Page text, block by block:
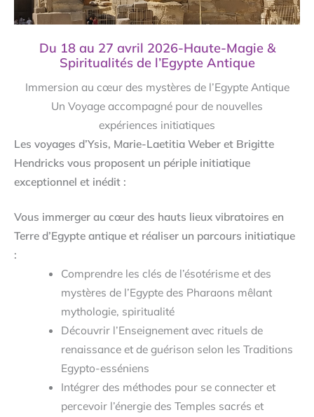
Du 18 au 27 avril 2026-Haute-Magie &
Spiritualités de l’Egypte Antique
Immersion au cœur des mystères de l’Egypte Antique
Un Voyage accompagné pour de nouvelles
expériences initiatiques
Les voyages d’Ysis, Marie-Laetitia Weber et Brigitte
Hendricks vous proposent un périple initiatique
exceptionnel et inédit :
Vous immerger au cœur des hauts lieux vibratoires en
Terre d’Egypte antique et réaliser un parcours initiatique
:
Comprendre les clés de l’ésotérisme et des
mystères de l’Egypte des Pharaons mêlant
mythologie, spiritualité
Découvrir l’Enseignement avec rituels de
renaissance et de guérison selon les Traditions
Egypto-esséniens
Intégrer des méthodes pour se connecter et
percevoir l’énergie des Temples sacrés et